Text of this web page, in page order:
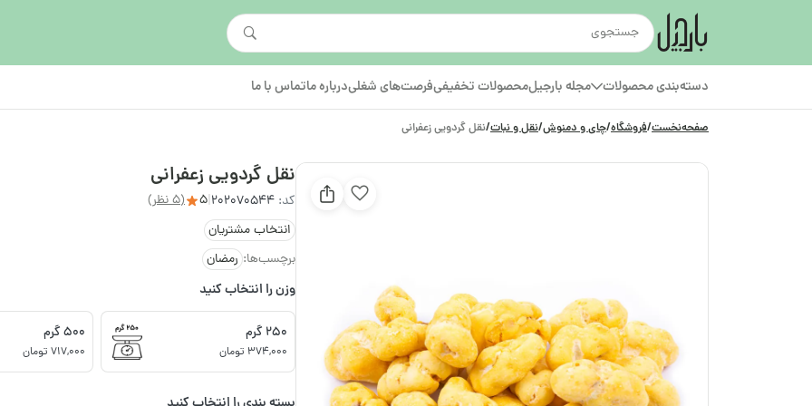
دسته‌بندی محصولات مجله بارجیلمحصولات تخفیفیفرصت‌های شغلیدرباره ماتماس با ما
صفحه‌نخست/فروشگاه/چای و دمنوش/نقل و نبات/نقل گردویی زعفرانی
نقل گردویی زعفرانی
کد: 202070544
|
5
(5 نظر)
انتخاب مشتریان
برچسب‌ها: رمضان
وزن را انتخاب کنید
250 گرم
374,000 تومان
500 گرم
717,000 تومان